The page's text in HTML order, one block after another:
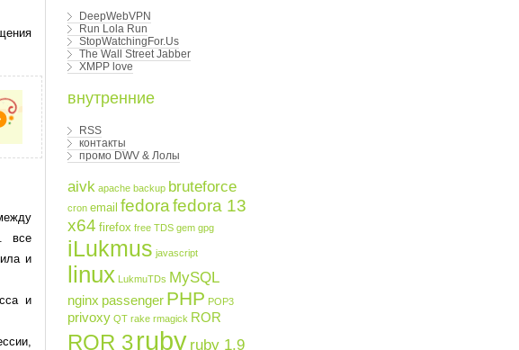
все
и
и
DeepWebVPN
Run Lola Run
StopWatchingFor.Us
The Wall Street Jabber
XMPP love
внутренние
RSS
контакты
промо DWV & Лолы
aivk apache backup bruteforce
cron email fedorafedora 13
x64 firefox free TDS gem gpg
iLukmus javascript
linux LukmuTDs MySQL
nginx passenger PHP POP3
privoxy QT rake rmagick ROR
ROR 3ruby ruby 1.9